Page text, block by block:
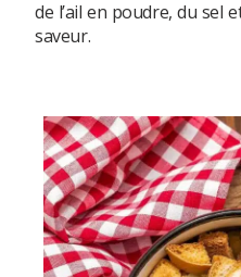
de l’ail en poudre, du sel
saveur.